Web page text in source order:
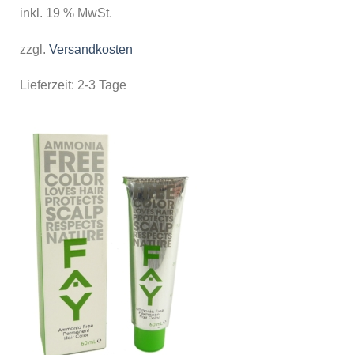
inkl. 19 % MwSt.
zzgl. Versandkosten
Lieferzeit: 2-3 Tage